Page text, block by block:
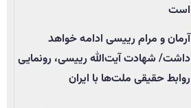
است
آرمان و مرام رییسی ادامه خواهد
داشت/ شهادت آیت‌الله رییسی، رونمایی
روابط حقیقی ملت‌ها با ایران